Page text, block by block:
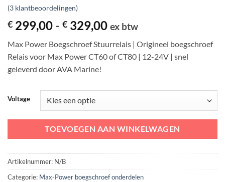
Gewaardeerd
5op 5
gebaseerd
op
3
(3 klantbeoordelingen)
€ 299,00 - € 329,00Prijsklasse:
tot
€ 329,00
ex btw
Max Power Boegschroef Stuurrelais | Origineel boegschroef
Relais voor Max Power CT60 of CT80 | 12-24V | snel
geleverd door AVA Marine!
Voltage
TOEVOEGEN AAN WINKELWAGEN
Artikelnummer: N/B
Categorie: Max-Power boegschroef onderdelen